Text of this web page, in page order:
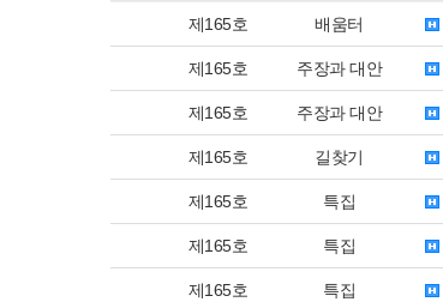
제165호 배움터
제165호 주장과 대안
제165호 주장과 대안
제165호 길찾기
제165호 특집
제165호 특집
제165호 특집